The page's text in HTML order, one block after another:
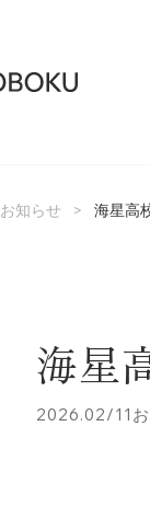
お知らせ > 海星高
海星
2026.02/11